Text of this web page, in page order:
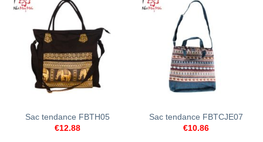
Sac tendance FBTH05
€12.88
Sac tendance FBTCJE07
€10.86